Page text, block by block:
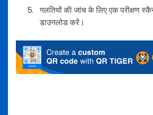
गलतियों की जांच के लिए एक परीक्षण
डाउनलोड करें।